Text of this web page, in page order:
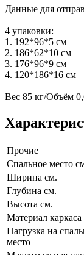
Данные для
4 упаковки:
1. 192*96*5 см
2. 186*62*10 см
3. 176*96*9 см
4. 120*186*16 см
Вес 85 кг/Объём
Прочие
Спальное место
Ширина см.
Глубина см.
Высота см.
Материал каркаса
Нагрузка на
место